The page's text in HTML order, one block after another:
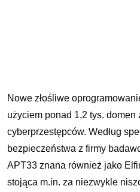
Nowe złośliwe
użyciem ponad 1,2 tys.
cyberprzestępców. Według
bezpieczeństwa z firmy
APT33 znana również jako
stojąca m.in. za niezwykle